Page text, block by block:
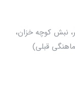
نبش کوچه خزان،